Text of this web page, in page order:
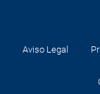
Aviso Legal